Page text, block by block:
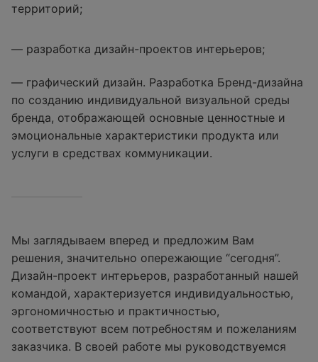
территорий;
— разработка дизайн-проектов интерьеров;
— графический дизайн. Разработка Бренд-дизайна
по созданию индивидуальной визуальной среды
бренда, отображающей основные ценностные и
эмоциональные характеристики продукта или
услуги в средствах коммуникации.
Мы заглядываем вперед и предложим Вам
решения, значительно опережающие “сегодня”.
Дизайн-проект интерьеров, разработанный нашей
командой, характеризуется индивидуальностью,
эргономичностью и практичностью,
соответствуют всем потребностям и пожеланиям
заказчика. В своей работе мы руководствуемся